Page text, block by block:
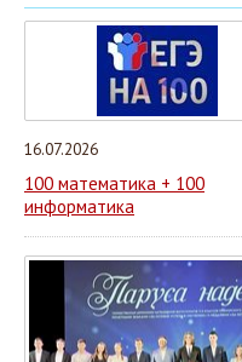
16.07.2026
100 математика + 100
информатика